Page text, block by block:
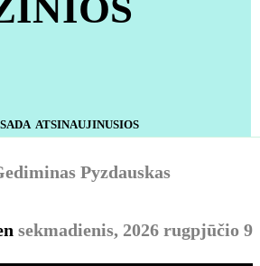
atsinaujinusios
Pyzdauskas
sekmadienis, 2026 rugpjūčio 9